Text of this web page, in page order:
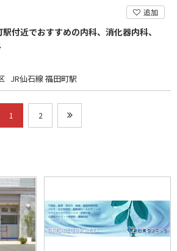
追加
付近でおすすめの内科、消化器内科、
JR仙石線 福田町駅
1 2